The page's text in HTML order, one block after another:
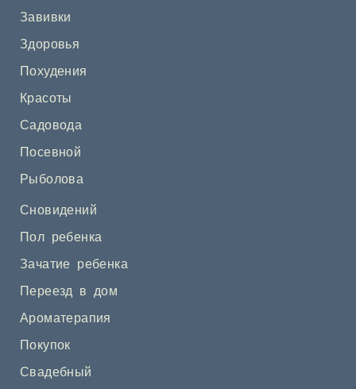
Завивки
Здоровья
Похудения
Красоты
Садовода
Посевной
Рыболова
Сновидений
Пол ребенка
Зачатие ребенка
Переезд в дом
Ароматерапия
Покупок
Свадебный